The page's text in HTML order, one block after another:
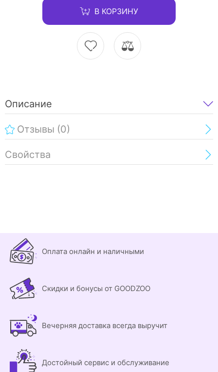
В КОРЗИНУ
Описание
Отзывы (0)
Свойства
Оплата онлайн и наличными
Скидки и бонусы от GOODZOO
Вечерняя доставка всегда выручит
Достойный сервис и обслуживание